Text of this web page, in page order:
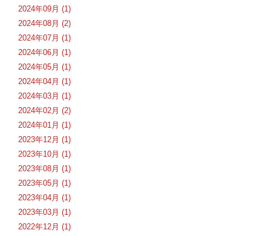
2024年09月 (1)
2024年08月 (2)
2024年07月 (1)
2024年06月 (1)
2024年05月 (1)
2024年04月 (1)
2024年03月 (1)
2024年02月 (2)
2024年01月 (1)
2023年12月 (1)
2023年10月 (1)
2023年08月 (1)
2023年05月 (1)
2023年04月 (1)
2023年03月 (1)
2022年12月 (1)